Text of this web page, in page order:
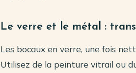
Le verre et le métal :
Les bocaux en verre, une fois
Utilisez de la peinture vitrail ou